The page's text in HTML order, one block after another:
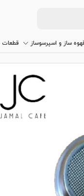
ساز و اسپرسوساز قطعات